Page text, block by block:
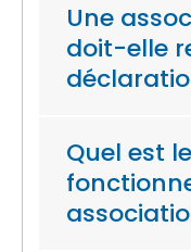
Une
doit-elle
Quel est le